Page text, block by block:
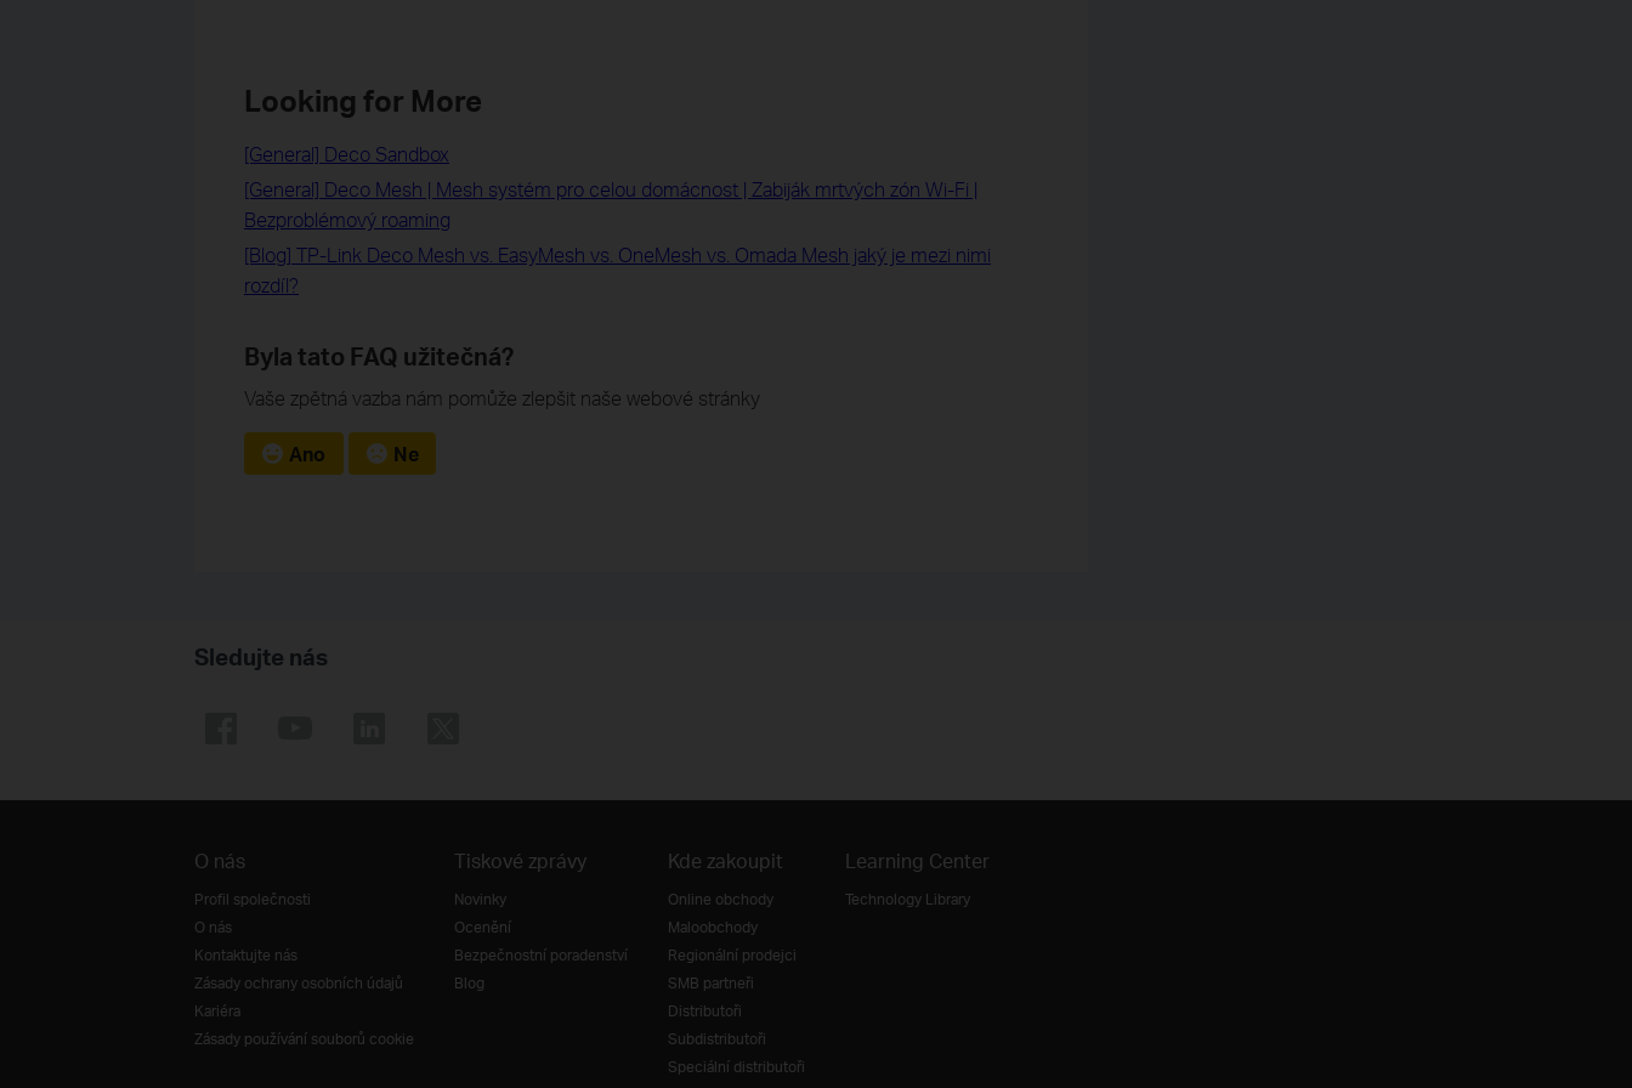
Looking for More
[General] Deco Sandbox
[General] Deco Mesh | Mesh systém pro celou domácnost | Zabiják mrtvých zón Wi-Fi |
Bezproblémový roaming
[Blog] TP-Link Deco Mesh vs. EasyMesh vs. OneMesh vs. Omada Mesh jaký je mezi nimi
rozdíl?
Byla tato FAQ užitečná?
Vaše zpětná vazba nám pomůže zlepšit naše webové stránky
Ano Ne
Sledujte nás
O nás
Profil společnosti
O nás
Kontaktujte nás
Zásady ochrany osobních údajů
Kariéra
Zásady používání souborů cookie
Tiskové zprávy
Novinky
Ocenění
Bezpečnostní poradenství
Blog
Kde zakoupit
Online obchody
Maloobchody
Regionální prodejci
SMB partneři
Distributoři
Subdistributoři
Speciální distributoři
Learning Center
Technology Library